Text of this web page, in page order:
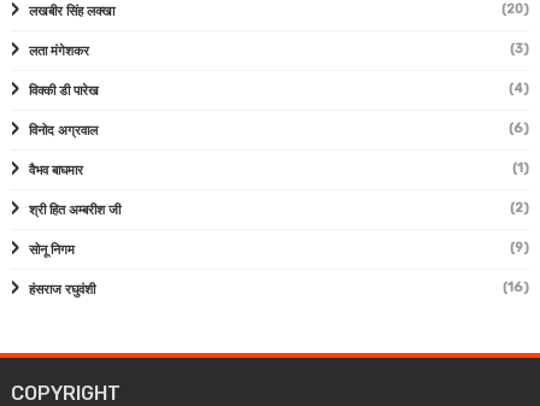
लखबीर सिंह लक्खा (20)
लता मंगेशकर (3)
विक्की डी पारेख (4)
विनोद अग्रवाल (6)
वैभव बाघमार (1)
श्री हित अम्बरीश जी (2)
सोनू निगम (9)
हंसराज रघुवंशी (16)
COPYRIGHT